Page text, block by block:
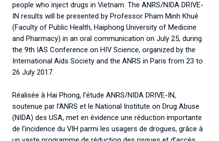
people who inject drugs in Vietnam. The ANRS/NIDA DRIVE-
IN results will be presented by Professor Pham Minh Khuê
(Faculty of Public Health, Haiphong University of Medicine
and Pharmacy) in an oral communication on July 25, during
the 9th IAS Conference on HIV Science, organized by the
International Aids Society and the ANRS in Paris from 23 to
26 July 2017.
Réalisée à Hai Phong, l’étude ANRS/NIDA DRIVE-IN,
soutenue par l’ANRS et le National Institute on Drug Abuse
(NIDA) des USA, met en évidence une réduction importante
de l’incidence du VIH parmi les usagers de drogues, grâce à